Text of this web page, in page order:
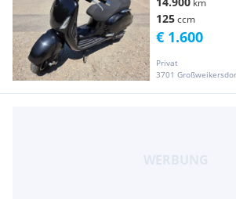
km
125ccm
Privat
3701
€ 1.600